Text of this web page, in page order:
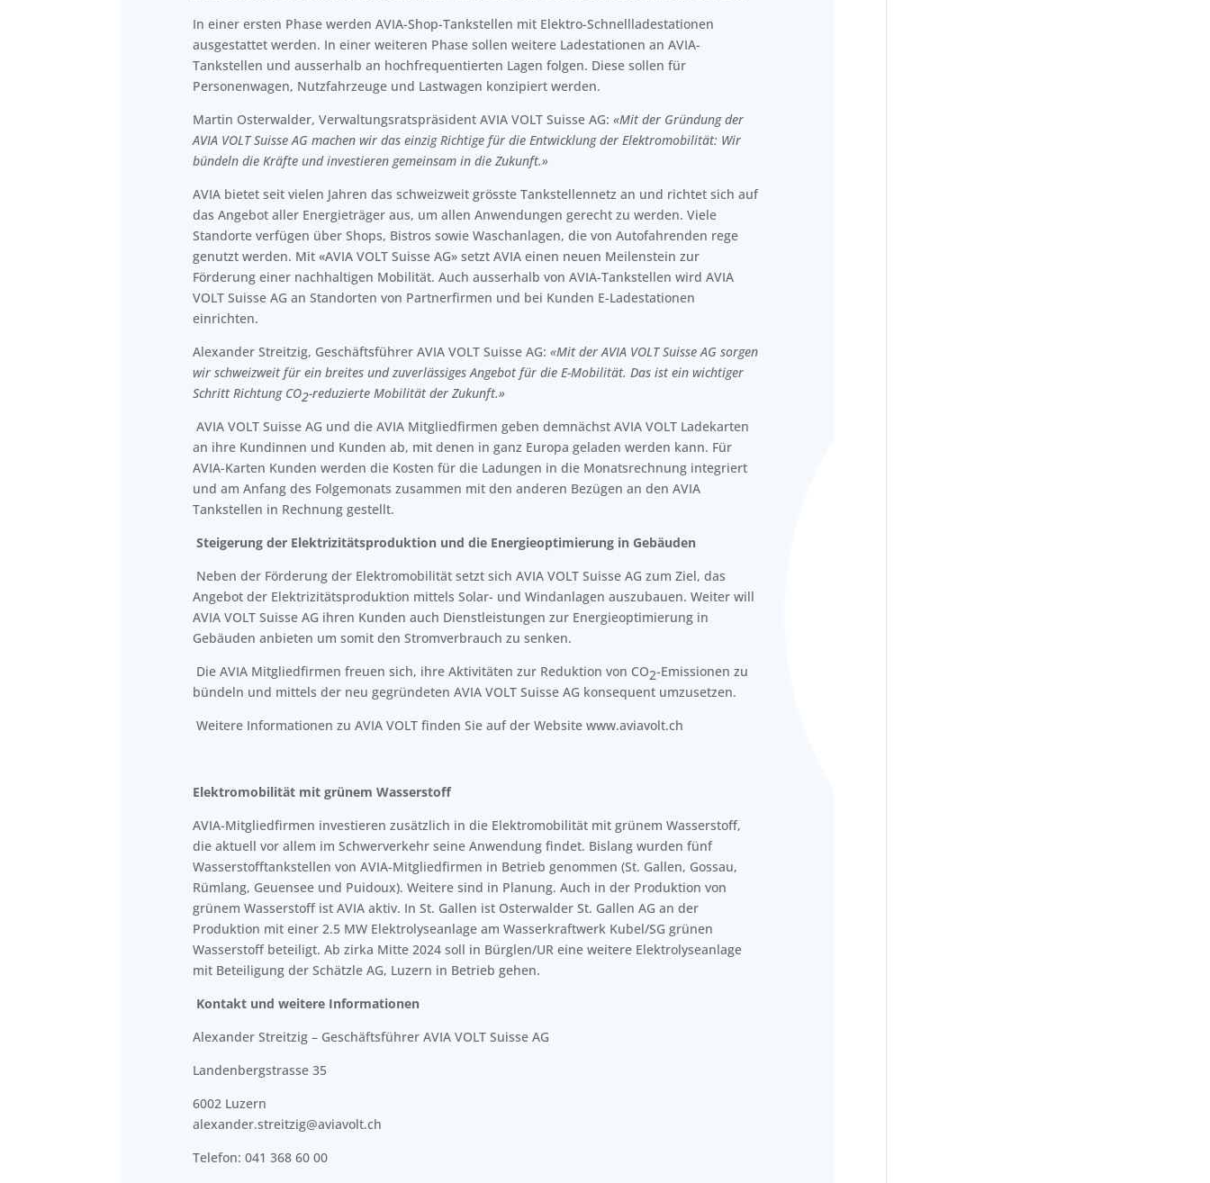
In einer ersten Phase werden AVIA-Shop-Tankstellen mit Elektro-Schnellladestationen
ausgestattet werden. In einer weiteren Phase sollen weitere Ladestationen an AVIA-
Tankstellen und ausserhalb an hochfrequentierten Lagen folgen. Diese sollen für
Personenwagen, Nutzfahrzeuge und Lastwagen konzipiert werden.
Martin Osterwalder, Verwaltungsratspräsident AVIA VOLT Suisse AG: «Mit der Gründung der
AVIA VOLT Suisse AG machen wir das einzig Richtige für die Entwicklung der Elektromobilität: Wir
bündeln die Kräfte und investieren gemeinsam in die Zukunft.»
AVIA bietet seit vielen Jahren das schweizweit grösste Tankstellennetz an und richtet sich auf
das Angebot aller Energieträger aus, um allen Anwendungen gerecht zu werden. Viele
Standorte verfügen über Shops, Bistros sowie Waschanlagen, die von Autofahrenden rege
genutzt werden. Mit «AVIA VOLT Suisse AG» setzt AVIA einen neuen Meilenstein zur
Förderung einer nachhaltigen Mobilität. Auch ausserhalb von AVIA-Tankstellen wird AVIA
VOLT Suisse AG an Standorten von Partnerfirmen und bei Kunden E-Ladestationen
einrichten.
Alexander Streitzig, Geschäftsführer AVIA VOLT Suisse AG: «Mit der AVIA VOLT Suisse AG sorgen
wir schweizweit für ein breites und zuverlässiges Angebot für die E-Mobilität. Das ist ein wichtiger
Schritt Richtung CO2-reduzierte Mobilität der Zukunft.»
AVIA VOLT Suisse AG und die AVIA Mitgliedfirmen geben demnächst AVIA VOLT Ladekarten
an ihre Kundinnen und Kunden ab, mit denen in ganz Europa geladen werden kann. Für
AVIA-Karten Kunden werden die Kosten für die Ladungen in die Monatsrechnung integriert
und am Anfang des Folgemonats zusammen mit den anderen Bezügen an den AVIA
Tankstellen in Rechnung gestellt.
Steigerung der Elektrizitätsproduktion und die Energieoptimierung in Gebäuden
Neben der Förderung der Elektromobilität setzt sich AVIA VOLT Suisse AG zum Ziel, das
Angebot der Elektrizitätsproduktion mittels Solar- und Windanlagen auszubauen. Weiter will
AVIA VOLT Suisse AG ihren Kunden auch Dienstleistungen zur Energieoptimierung in
Gebäuden anbieten um somit den Stromverbrauch zu senken.
Die AVIA Mitgliedfirmen freuen sich, ihre Aktivitäten zur Reduktion von CO2-Emissionen zu
bündeln und mittels der neu gegründeten AVIA VOLT Suisse AG konsequent umzusetzen.
Weitere Informationen zu AVIA VOLT finden Sie auf der Website www.aviavolt.ch
Elektromobilität mit grünem Wasserstoff
AVIA-Mitgliedfirmen investieren zusätzlich in die Elektromobilität mit grünem Wasserstoff,
die aktuell vor allem im Schwerverkehr seine Anwendung findet. Bislang wurden fünf
Wasserstofftankstellen von AVIA-Mitgliedfirmen in Betrieb genommen (St. Gallen, Gossau,
Rümlang, Geuensee und Puidoux). Weitere sind in Planung. Auch in der Produktion von
grünem Wasserstoff ist AVIA aktiv. In St. Gallen ist Osterwalder St. Gallen AG an der
Produktion mit einer 2.5 MW Elektrolyseanlage am Wasserkraftwerk Kubel/SG grünen
Wasserstoff beteiligt. Ab zirka Mitte 2024 soll in Bürglen/UR eine weitere Elektrolyseanlage
mit Beteiligung der Schätzle AG, Luzern in Betrieb gehen.
Kontakt und weitere Informationen
Alexander Streitzig – Geschäftsführer AVIA VOLT Suisse AG
Landenbergstrasse 35
6002 Luzern
alexander.streitzig@aviavolt.ch
Telefon: 041 368 60 00